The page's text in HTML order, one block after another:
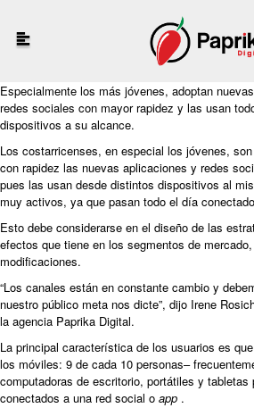
Especialmente los más jóvenes, adoptan
redes sociales con mayor rapidez y las usan
dispositivos a su alcance.
Los costarricenses, en especial los jóvenes,
con rapidez las nuevas aplicaciones y redes
pues las usan desde distintos dispositivos al
muy activos, ya que pasan todo el día
Esto debe considerarse en el diseño de las
efectos que tiene en los segmentos de
modificaciones.
“Los canales están en constante cambio y
nuestro público meta nos dicte”, dijo Irene
la agencia Paprika Digital.
La principal característica de los usuarios es
los móviles: 9 de cada 10 personas–
computadoras de escritorio, portátiles y tabletas
conectados a una red social o app .